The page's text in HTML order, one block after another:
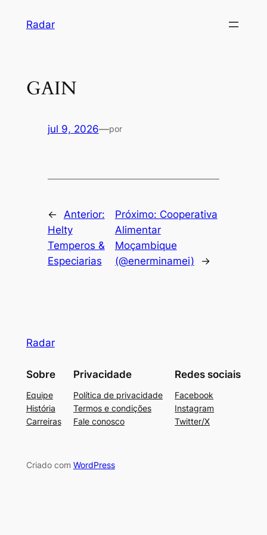
Radar
GAIN
jul 9, 2026—por
←
Anterior:
Helty
Temperos &
Especiarias
Próximo: Cooperativa
Alimentar
Moçambique
(@enerminamei)
→
Radar
Sobre
Equipe
História
Carreiras
Privacidade
Política de privacidade
Termos e condições
Fale conosco
Redes sociais
Facebook
Instagram
Twitter/X
Criado com WordPress